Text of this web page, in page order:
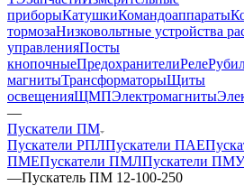
приборыКатушкиКомандоаппараты
тормозаНизковольтные устройства
управленияПосты
кнопочныеПредохранителиРеле
магнитыТрансформаторыЩиты
освещенияЩМПЭлектромагниты
—
Пускатели ПМ
Пускатели РПЛПускатели ПАЕ
ПМЕПускатели ПМЛПускатели ПМУ
—Пускатель ПМ 12-100-250